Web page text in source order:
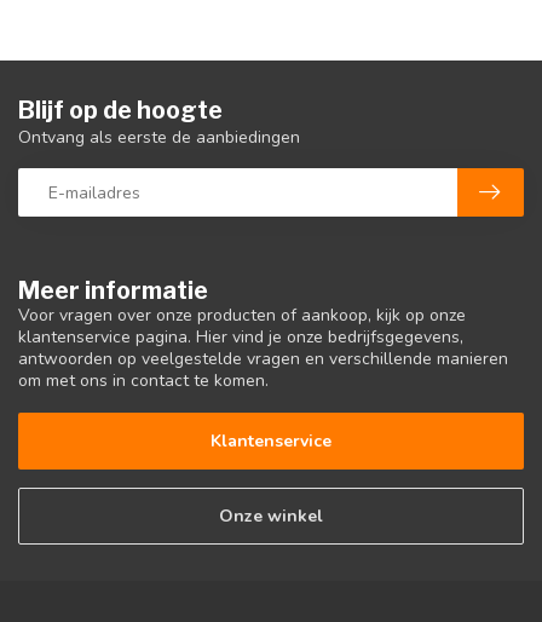
Meer informatie
Voor vragen over onze producten of aankoop, kijk op onze
klantenservice pagina. Hier vind je onze bedrijfsgegevens,
antwoorden op veelgestelde vragen en verschillende manieren
om met ons in contact te komen.
Klantenservice
Onze winkel
Blijf op de hoogte
Ontvang als eerste de aanbiedingen